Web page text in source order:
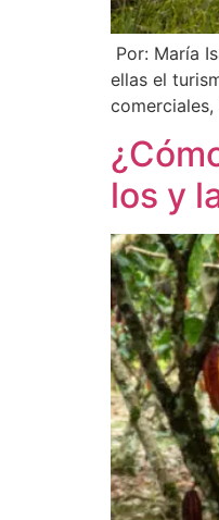
Por: María
ellas el
los y